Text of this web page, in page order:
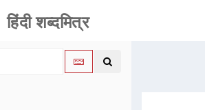
हिंदी शब्दमित्र